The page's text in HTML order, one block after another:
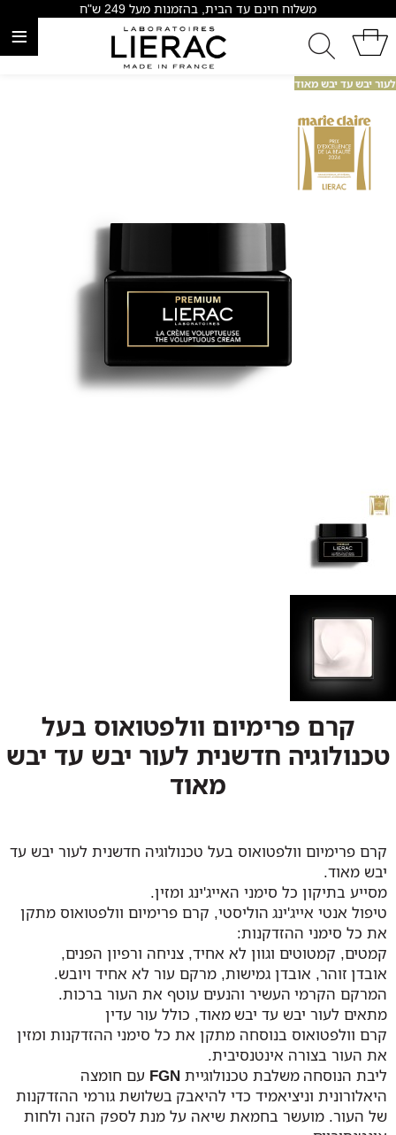
משלוח חינם עד הבית, בהזמנות מעל 249 ש"ח
≡
לעור יבש עד יבש מאוד
קרם פרימיום וולפטואוס בעל
טכנולוגיה חדשנית לעור יבש עד יבש
מאוד
קרם פרימיום וולפטואוס בעל טכנולוגיה חדשנית לעור יבש עד
יבש מאוד.
מסייע בתיקון כל סימני האייג'ינג ומזין.
טיפול אנטי אייג'ינג הוליסטי, קרם פרימיום וולפטואוס מתקן
את כל סימני ההזדקנות:
קמטים, קמטוטים וגוון לא אחיד, צניחה ורפיון הפנים,
אובדן זוהר, אובדן גמישות, מרקם עור לא אחיד ויובש.
המרקם הקרמי העשיר והנעים עוטף את העור ברכות.
מתאים לעור יבש עד יבש מאוד, כולל עור עדין
קרם וולפטואוס בנוסחה מתקן את כל סימני ההזדקנות ומזין
את העור בצורה אינטנסיבית.
ליבת הנוסחה משלבת טכנולוגיית FGN עם חומצה
היאלורונית וניציאמיד כדי להיאבק בשלושת גורמי ההזדקנות
של העור. מועשר בחמאת שיאה על מנת לספק הזנה ולחות